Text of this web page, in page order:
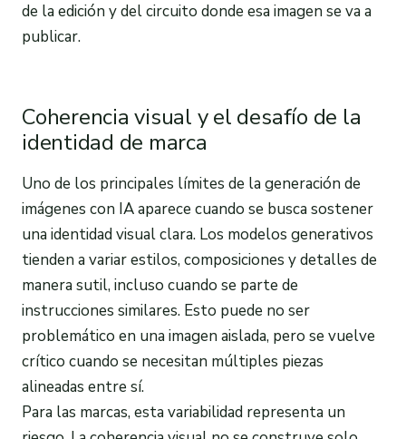
de la edición y del circuito donde esa imagen se va a
publicar.
Coherencia visual y el desafío de la
identidad de marca
Uno de los principales límites de la generación de
imágenes con IA aparece cuando se busca sostener
una identidad visual clara. Los modelos generativos
tienden a variar estilos, composiciones y detalles de
manera sutil, incluso cuando se parte de
instrucciones similares. Esto puede no ser
problemático en una imagen aislada, pero se vuelve
crítico cuando se necesitan múltiples piezas
alineadas entre sí.
Para las marcas, esta variabilidad representa un